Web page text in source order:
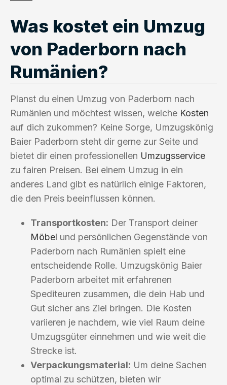
Was kostet ein Umzug
von Paderborn nach
Rumänien?
Planst du einen Umzug von Paderborn nach
Rumänien und möchtest wissen, welche Kosten
auf dich zukommen? Keine Sorge, Umzugskönig
Baier Paderborn steht dir gerne zur Seite und
bietet dir einen professionellen Umzugsservice
zu fairen Preisen. Bei einem Umzug in ein
anderes Land gibt es natürlich einige Faktoren,
die den Preis beeinflussen können.
Transportkosten: Der Transport deiner
Möbel und persönlichen Gegenstände von
Paderborn nach Rumänien spielt eine
entscheidende Rolle. Umzugskönig Baier
Paderborn arbeitet mit erfahrenen
Spediteuren zusammen, die dein Hab und
Gut sicher ans Ziel bringen. Die Kosten
variieren je nachdem, wie viel Raum deine
Umzugsgüter einnehmen und wie weit die
Strecke ist.
Verpackungsmaterial: Um deine Sachen
optimal zu schützen, bieten wir